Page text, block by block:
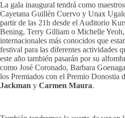
La gala inaugural tendrá como
Cayetana Guillén Cuervo y Unax
partir de las 21h desde el Auditorio
Bening, Terry Gilliam o Michelle Yeoh,
internacionales más conocidos que
festival para las diferentes actividades
este año también pasarán por su
como José Coronado, Barbara
los Premiados con el Premio Donostia
Jackman y Carmen Maura.